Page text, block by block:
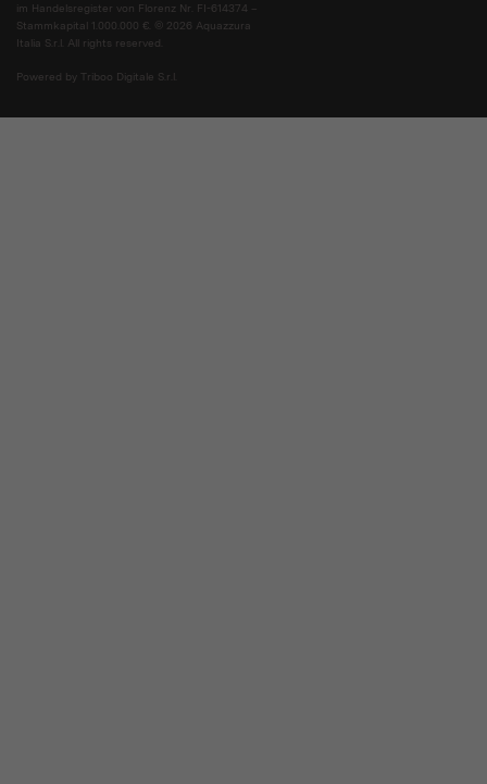
im Handelsregister von Florenz Nr. FI-614374 –
Stammkapital 1.000.000 €. © 2026 Aquazzura
Italia S.r.l. All rights reserved.
Powered by Triboo Digitale S.r.l.